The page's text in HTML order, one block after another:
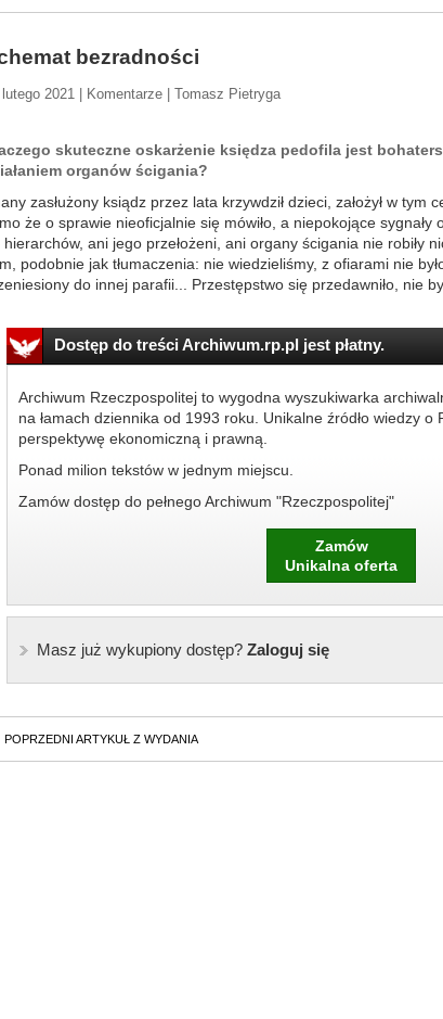
bezradności
2021 | Komentarze | Tomasz Pietryga
skuteczne oskarżenie księdza pedofila jest
organów ścigania?
zasłużony ksiądz przez lata krzywdził dzieci, założył w tym
że o sprawie nieoficjalnie się mówiło, a niepokojące sygnały
hierarchów, ani jego przełożeni, ani organy ścigania nie robiły
podobnie jak tłumaczenia: nie wiedzieliśmy, z ofiarami nie
do innej parafii... Przestępstwo się przedawniło, nie
Dostęp do treści Archiwum.rp.pl jest płatny.
Archiwum Rzeczpospolitej to wygodna wyszukiwarka
na łamach dziennika od 1993 roku. Unikalne źródło wiedzy
perspektywę ekonomiczną i prawną.
Ponad milion tekstów w jednym miejscu.
Zamów dostęp do pełnego Archiwum "Rzeczpospolitej"
Zamów
Unikalna oferta
Masz już wykupiony dostęp?Zaloguj się
POPRZEDNI ARTYKUŁ Z WYDANIA